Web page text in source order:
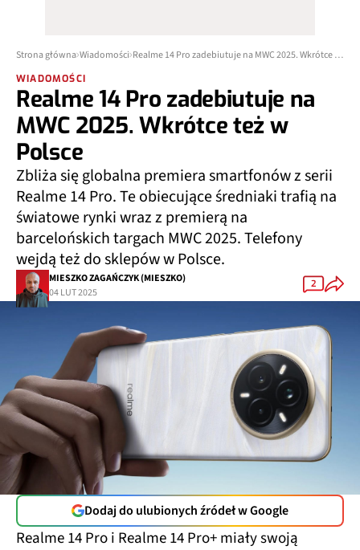
Strona główna Wiadomości Realme 14 Pro zadebiutuje na MWC 2025. Wkrótce też w Polsce
WIADOMOŚCI
Realme 14 Pro zadebiutuje na
MWC 2025. Wkrótce też w
Polsce
Zbliża się globalna premiera smartfonów z serii
Realme 14 Pro. Te obiecujące średniaki trafią na
światowe rynki wraz z premierą na
barcelońskich targach MWC 2025. Telefony
wejdą też do sklepów w Polsce.
MIESZKO ZAGAŃCZYK (MIESZKO)
04 LUT 2025
2
Dodaj do ulubionych źródeł w Google
Realme 14 Pro i Realme 14 Pro+ miały swoją